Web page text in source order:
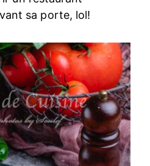
sa porte, lol!